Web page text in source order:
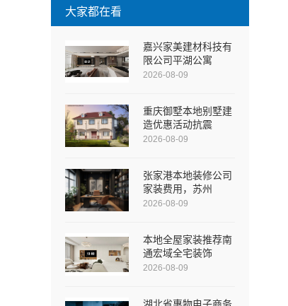
大家都在看
嘉兴家美建材科技有
限公司平湖公寓
2026-08-09
重庆御墅本地别墅建
造优惠活动抗震
2026-08-09
张家港本地装修公司
家装费用，苏州
2026-08-09
本地全屋家装推荐南
通宏域全宅装饰
2026-08-09